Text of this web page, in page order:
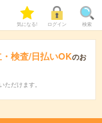
気になる! ログイン 検索
・検査/日払いOKのお
ただけます。